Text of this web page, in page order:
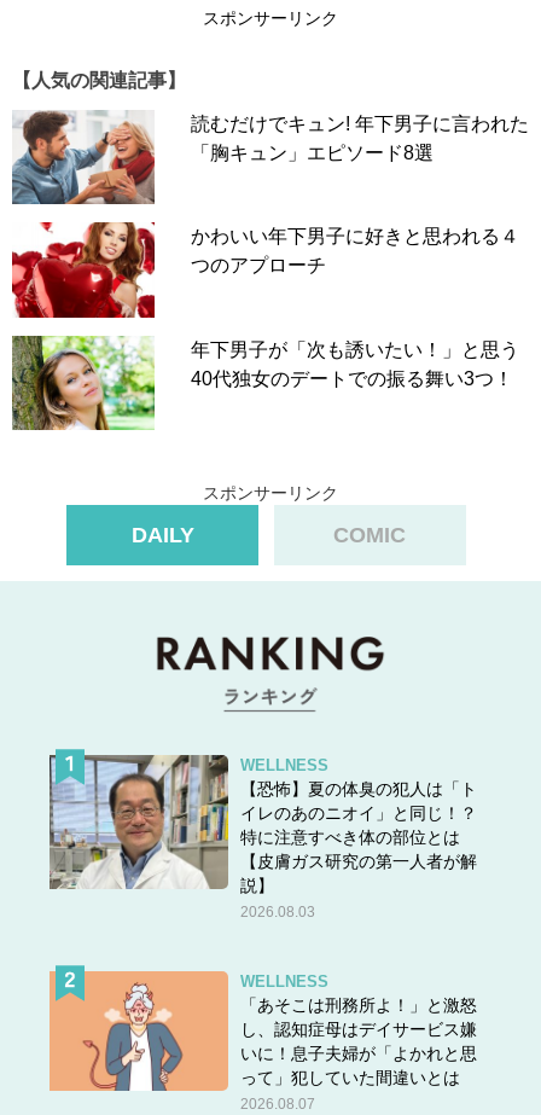
スポンサーリンク
【人気の関連記事】
読むだけでキュン! 年下男子に言われた
「胸キュン」エピソード8選
かわいい年下男子に好きと思われる４
つのアプローチ
年下男子が「次も誘いたい！」と思う
40代独女のデートでの振る舞い3つ！
スポンサーリンク
DAILY COMIC
WELLNESS
【恐怖】夏の体臭の犯人は「ト
イレのあのニオイ」と同じ！？
特に注意すべき体の部位とは
【皮膚ガス研究の第一人者が解
説】
2026.08.03
WELLNESS
「あそこは刑務所よ！」と激怒
し、認知症母はデイサービス嫌
いに！息子夫婦が「よかれと思
って」犯していた間違いとは
2026.08.07